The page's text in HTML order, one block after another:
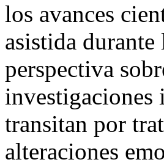
los avances
asistida
perspectiva
investigaciones
transitan por
alteraciones